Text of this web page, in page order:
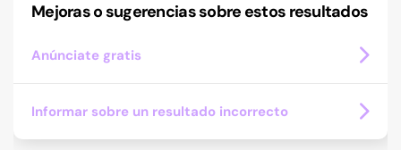
Mejoras o sugerencias sobre estos resultados
Anúnciate gratis
Informar sobre un resultado incorrecto